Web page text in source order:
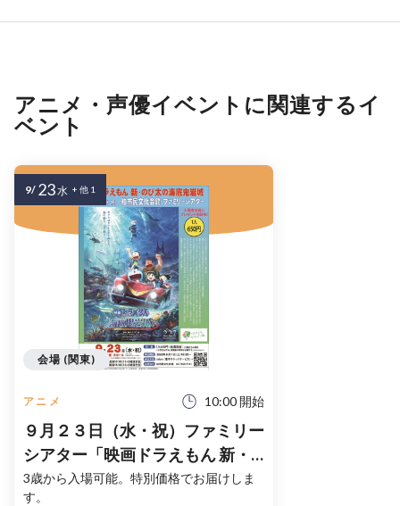
アニメ・声優イベントに関連するイ
ベント
アニメ 10:00 開始
９月２３日（水・祝）ファミリー
シアター「映画ドラえもん 新・
のび太の海底鬼岩城」
3歳から入場可能。特別価格でお届けしま
す。
会場 (関東)
9/ 23水 + 他 1